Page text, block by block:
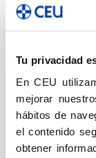
Tu privacidad
En CEU
mejorar
hábitos de
el contenido
obtener
La Habana